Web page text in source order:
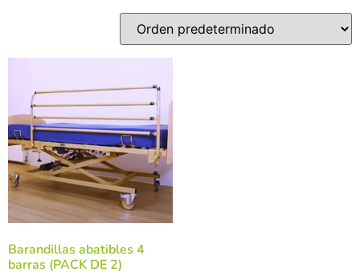
Barandillas abatibles 4
barras (PACK DE 2)